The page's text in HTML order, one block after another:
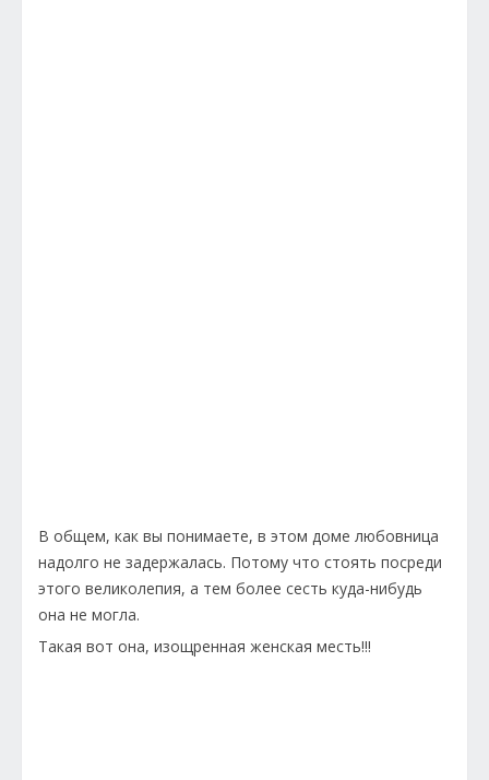
В общем, как вы понимаете, в этом доме любовница
надолго не задержалась. Потому что стоять посреди
этого великолепия, а тем более сесть куда-нибудь
она не могла.
Такая вот она, изощренная женская месть!!!